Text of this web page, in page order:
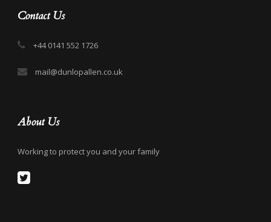
Contact Us
+44 0141 552 1726
mail@dunlopallen.co.uk
About Us
Working to protect you and your family